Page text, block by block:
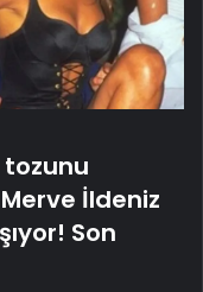
tozunu
İldeniz
Son